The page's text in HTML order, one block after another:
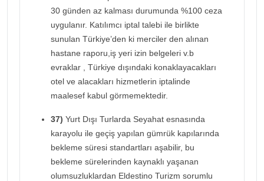
30 günden az kalması durumunda %100 ceza
uygulanır. Katılımcı iptal talebi ile birlikte
sunulan Türkiye’den ki merciler den alınan
hastane raporu,iş yeri izin belgeleri v.b
evraklar , Türkiye dışındaki konaklayacakları
otel ve alacakları hizmetlerin iptalinde
maalesef kabul görmemektedir.
37) Yurt Dışı Turlarda Seyahat esnasında
karayolu ile geçiş yapılan gümrük kapılarında
bekleme süresi standartları aşabilir, bu
bekleme sürelerinden kaynaklı yaşanan
olumsuzluklardan Eldestino Turizm sorumlu